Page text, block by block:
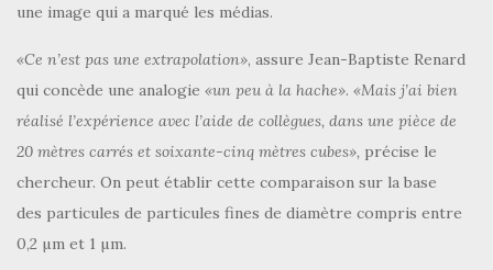
une image qui a marqué les médias.
«Ce n’est pas une extrapolation», assure Jean-Baptiste Renard
qui concède une analogie «un peu à la hache». «Mais j’ai bien
réalisé l’expérience avec l’aide de collègues, dans une pièce de
20 mètres carrés et soixante-cinq mètres cubes», précise le
chercheur. On peut établir cette comparaison sur la base
des particules de particules fines de diamètre compris entre
0,2 µm et 1 µm.